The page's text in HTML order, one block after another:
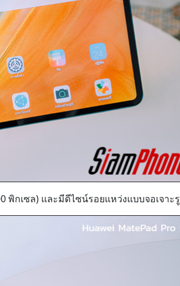
พิกเซล) และมีดีไซน์รอยแหว่งแบบจอเจาะรู